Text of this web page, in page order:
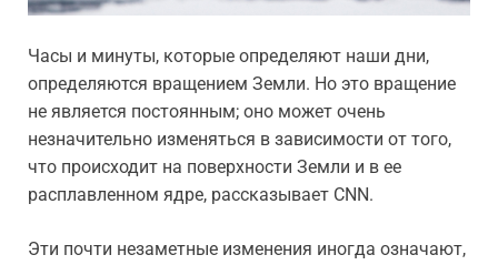
Часы и минуты, которые определяют наши дни,
определяются вращением Земли. Но это вращение
не является постоянным; оно может очень
незначительно изменяться в зависимости от того,
что происходит на поверхности Земли и в ее
расплавленном ядре, рассказывает CNN.
Эти почти незаметные изменения иногда означают,